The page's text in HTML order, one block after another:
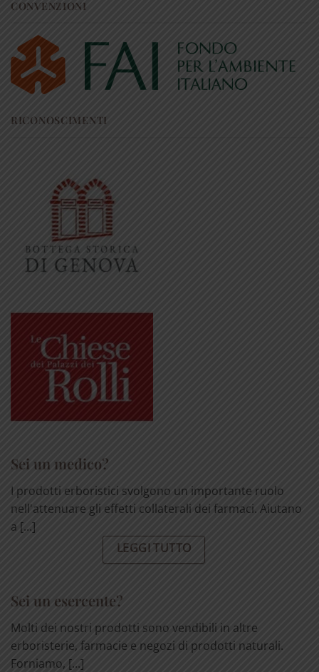
CONVENZIONI
RICONOSCIMENTI
Sei un medico?
I prodotti erboristici svolgono un importante ruolo
nell'attenuare gli effetti collaterali dei farmaci. Aiutano
a [...]
LEGGI TUTTO
Sei un esercente?
Molti dei nostri prodotti sono vendibili in altre
erboristerie, farmacie e negozi di prodotti naturali.
Forniamo, [...]